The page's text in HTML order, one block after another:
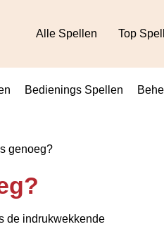
Alle Spellen Top
Bedienings Spellen
genoeg?
de indrukwekkende